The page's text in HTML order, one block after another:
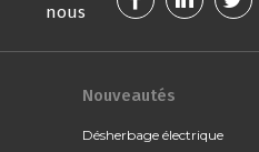
nous
Nouveautés
Désherbage électrique